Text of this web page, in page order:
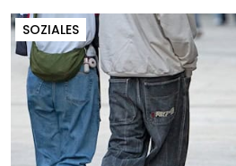
SOZIALES